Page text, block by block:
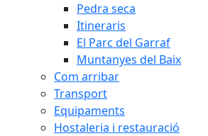
Pedra seca
Itineraris
El Parc del Garraf
Muntanyes del Baix
Com arribar
Transport
Equipaments
Hostaleria i restauració